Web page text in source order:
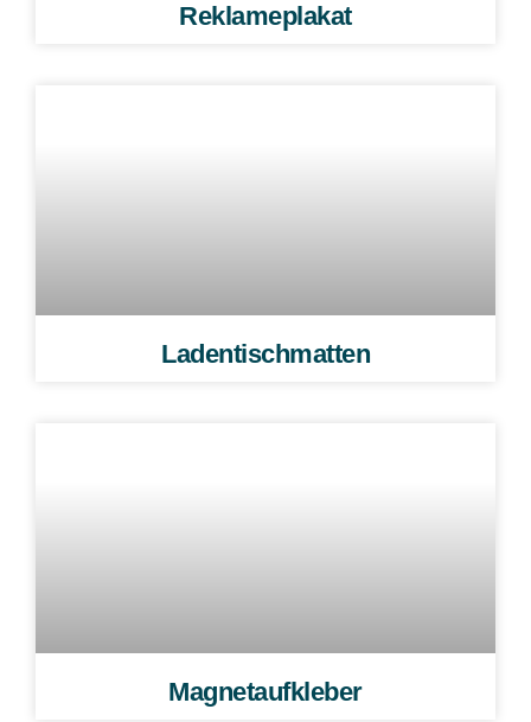
Reklameplakat
Ladentischmatten
Magnetaufkleber